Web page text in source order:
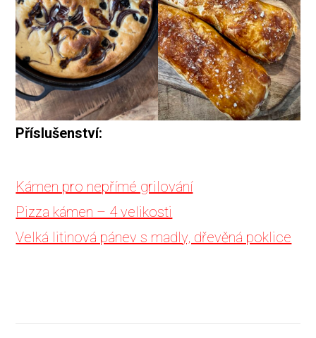
Příslušenství:
Kámen pro nepřímé grilování
Pizza kámen – 4 velikosti
Velká litinová pánev s madly, dřevěná poklice